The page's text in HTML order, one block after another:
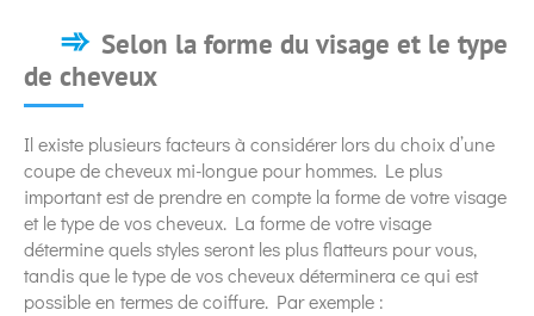
Selon la forme du visage et le type
de cheveux
Il existe plusieurs facteurs à considérer lors du choix d’une
coupe de cheveux mi-longue pour hommes. Le plus
important est de prendre en compte la forme de votre visage
et le type de vos cheveux. La forme de votre visage
détermine quels styles seront les plus flatteurs pour vous,
tandis que le type de vos cheveux déterminera ce qui est
possible en termes de coiffure. Par exemple :